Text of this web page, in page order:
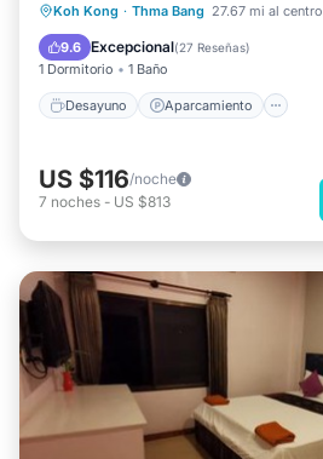
Koh Kong · Thma Bang 27.67 mi al centro
9.6 Excepcional(27 Reseñas)
1 Dormitorio 1 Baño
Desayuno Aparcamiento
Desayuno Aparcamiento
Balcón/Terraza
US $116/noche
7 noches - US $813